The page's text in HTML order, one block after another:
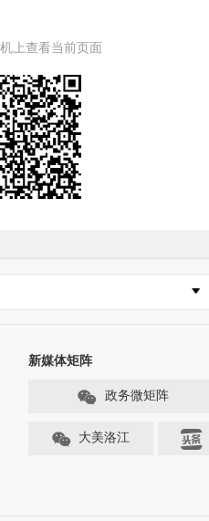
上查看当前页面
新媒体矩阵
政务微矩阵
大美洛江